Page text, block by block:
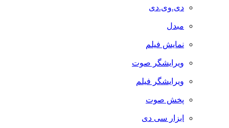
دی.وی.دی
مبدل
نمایش فیلم
ویرایشگر صوت
ویرایشگر فیلم
پخش صوت
ابزار سی دی